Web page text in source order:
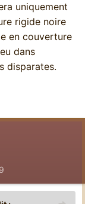
uniquement
rigide noire
en couverture
dans
disparates.